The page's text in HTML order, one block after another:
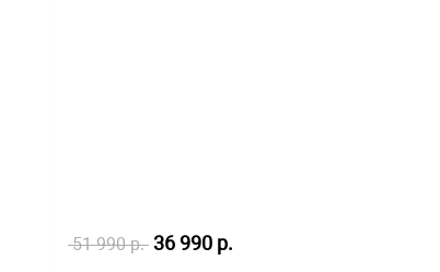
51 990 р. 36 990 р.